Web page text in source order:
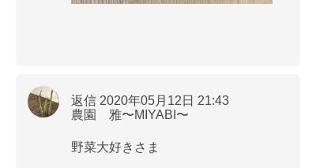
返信 2020年05月12日 21:43
農園 雅〜MIYABI〜
野菜大好きさま